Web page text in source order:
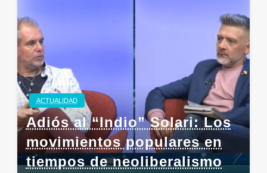
ACTUALIDAD
Adiós al “Indio” Solari: Los
movimientos populares en
tiempos de neoliberalismo